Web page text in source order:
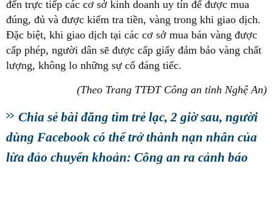
đến trực tiếp các cơ sở kinh doanh uy tín để được mua
đúng, đủ và được kiểm tra tiền, vàng trong khi giao dịch.
Đặc biệt, khi giao dịch tại các cơ sở mua bán vàng được
cấp phép, người dân sẽ được cấp giấy đảm bảo vàng chất
lượng, không lo những sự cố đáng tiếc.
(Theo Trang TTĐT Công an tỉnh Nghệ An)
Chia sẻ bài đăng tìm trẻ lạc, 2 giờ sau, người
dùng Facebook có thể trở thành nạn nhân của
lừa đảo chuyển khoản: Công an ra cảnh báo